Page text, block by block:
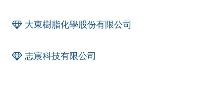
大東樹脂化學股份有限公司
志宸科技有限公司